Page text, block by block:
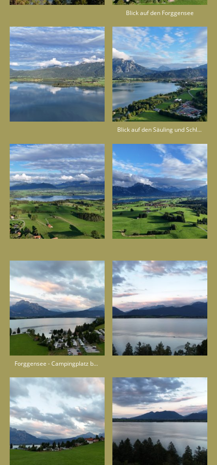
Blick auf den Forggensee
Blick auf den Säuling und Schloß Neuschwanstein
Forggensee - Campingplatz bei Dietringen